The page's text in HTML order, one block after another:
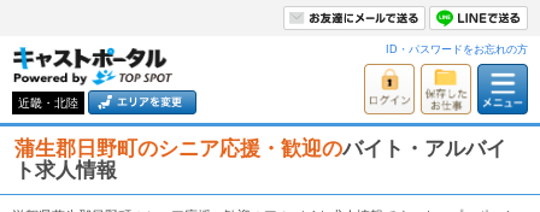
近畿・北陸
ID・パスワードをお忘れの方
蒲生郡日野町のシニア応援・歓迎のバイト・アルバイ
ト求人情報